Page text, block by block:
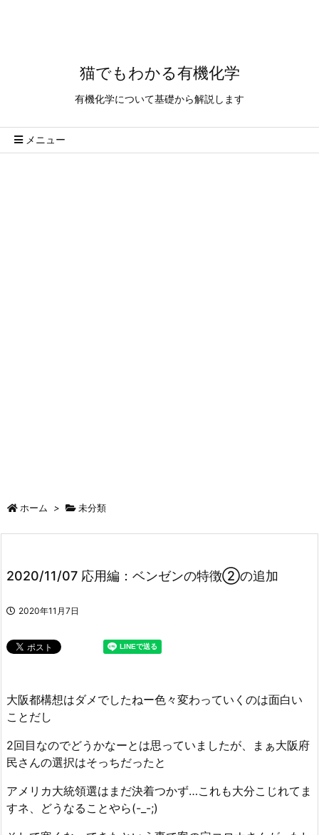
猫でもわかる有機化学
有機化学について基礎から解説します
メニュー
ホーム > 未分類
2020/11/07 応用編：ベンゼンの特徴②の追加
2020年11月7日
大阪都構想はダメでしたねー色々変わっていくのは面白い
ことだし
2回目なのでどうかなーとは思っていましたが、まぁ大阪府
民さんの選択はそっちだったと
アメリカ大統領選はまだ決着つかず…これも大分こじれてま
すネ、どうなることやら(-_-;)